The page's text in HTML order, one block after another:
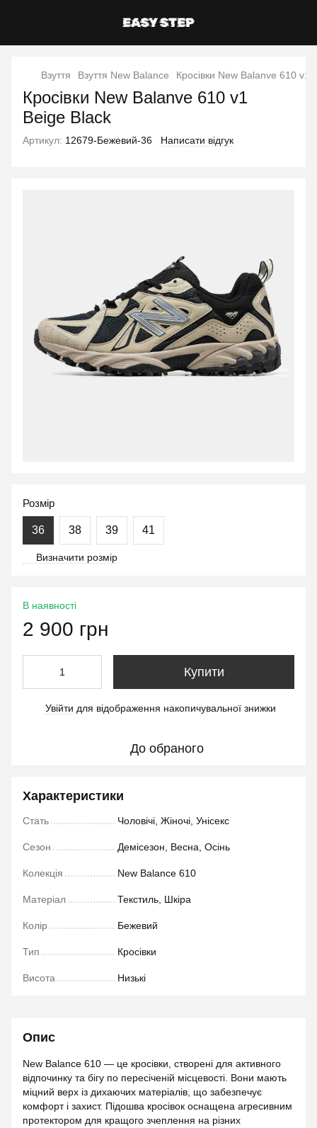
Взуття Взуття New Balance Кросівки New Balanve 610 v1
Кросівки New Balanve 610 v1
Beige Black
Артикул: 12679-Бежевий-36 Написати відгук
Розмір
36 38 39 41
Визначити розмір
В наявності
2 900 грн
Купити
Увійти для відображення накопичувальної знижки
До обраного
Характеристики
Стать Чоловічі, Жіночі, Унісекс
Сезон Демісезон, Весна, Осінь
Колекція New Balance 610
Матеріал Текстиль, Шкіра
Колір Бежевий
Тип Кросівки
Висота Низькі
Опис
New Balance 610 — це кросівки, створені для активного
відпочинку та бігу по пересіченій місцевості. Вони мають
міцний верх із дихаючих матеріалів, що забезпечує
комфорт і захист. Підошва кросівок оснащена агресивним
протектором для кращого зчеплення на різних